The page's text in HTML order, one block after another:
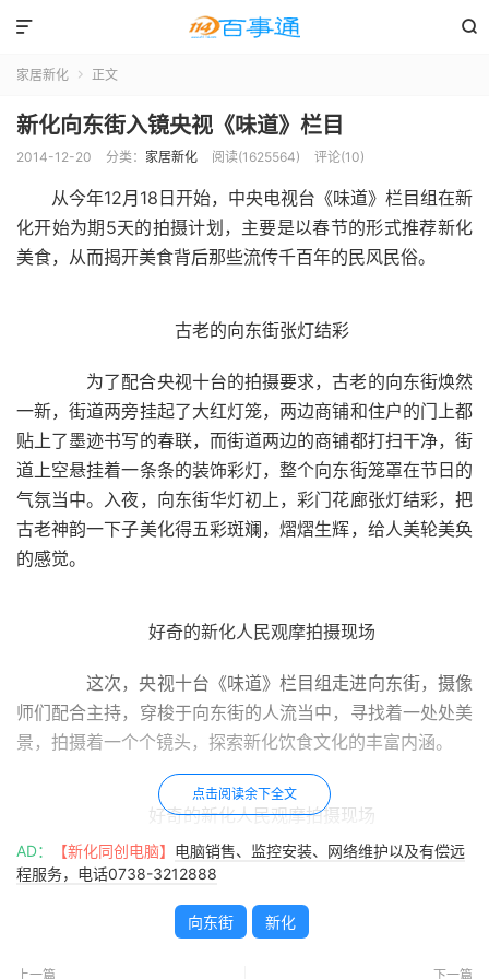


家居新化  正文
新化向东街入镜央视《味道》栏目
2014-12-20 分类： 家居新化 阅读(1625564) 评论(10)
从今年12月18日开始，中央电视台《味道》栏目组在新
化开始为期5天的拍摄计划，主要是以春节的形式推荐新化
美食，从而揭开美食背后那些流传千百年的民风民俗。
古老的向东街张灯结彩
为了配合央视十台的拍摄要求，古老的向东街焕然
一新，街道两旁挂起了大红灯笼，两边商铺和住户的门上都
贴上了墨迹书写的春联，而街道两边的商铺都打扫干净，街
道上空悬挂着一条条的装饰彩灯，整个向东街笼罩在节日的
气氛当中。入夜，向东街华灯初上，彩门花廊张灯结彩，把
古老神韵一下子美化得五彩斑斓，熠熠生辉，给人美轮美奂
的感觉。
好奇的新化人民观摩拍摄现场
这次，央视十台《味道》栏目组走进向东街，摄像
师们配合主持，穿梭于向东街的人流当中，寻找着一处处美
景，拍摄着一个个镜头，探索新化饮食文化的丰富内涵。
好奇的新化人民观摩拍摄现场
此次拍摄，特别向东街的夜景，大量新化市民前往
潮。据新化知名摄影师谢玖隆介绍，向东街因这次央视十台
点击阅读余下全文
AD： 【新化同创电脑】 电脑销售、监控安装、网络维护以及有偿远
程服务，电话0738-3212888
向东街 新化
上一篇 下一篇